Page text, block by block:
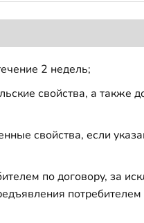
2 недель;
свойства, а также
свойства, если
по договору, за